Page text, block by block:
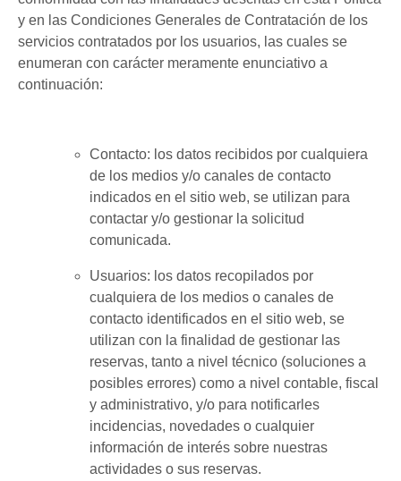
y en las Condiciones Generales de Contratación de los
servicios contratados por los usuarios, las cuales se
enumeran con carácter meramente enunciativo a
continuación:
Contacto: los datos recibidos por cualquiera
de los medios y/o canales de contacto
indicados en el sitio web, se utilizan para
contactar y/o gestionar la solicitud
comunicada.
Usuarios: los datos recopilados por
cualquiera de los medios o canales de
contacto identificados en el sitio web, se
utilizan con la finalidad de gestionar las
reservas, tanto a nivel técnico (soluciones a
posibles errores) como a nivel contable, fiscal
y administrativo, y/o para notificarles
incidencias, novedades o cualquier
información de interés sobre nuestras
actividades o sus reservas.